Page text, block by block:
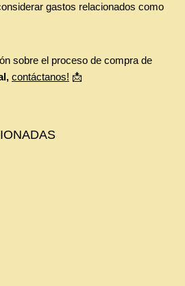
gastos relacionados como
sobre el proceso de compra de
contáctanos! 📩